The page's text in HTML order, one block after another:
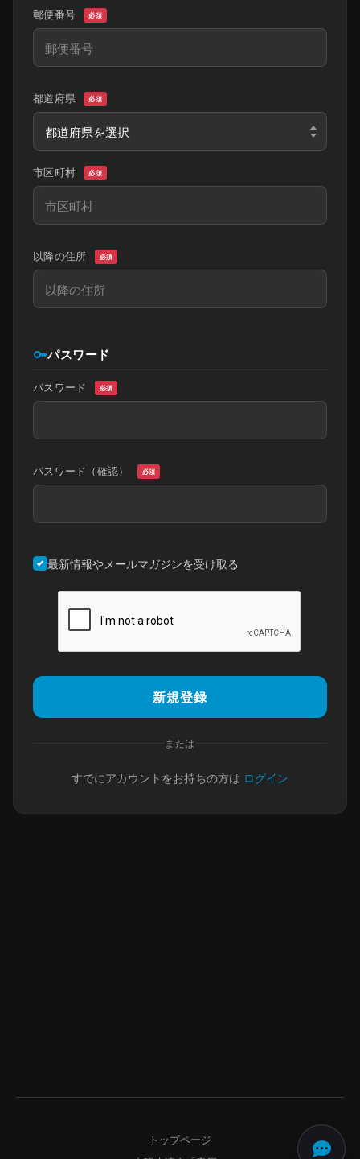
郵便番号 必須
都道府県 必須
市区町村 必須
以降の住所 必須
keyパスワード
パスワード 必須
パスワード（確認） 必須
最新情報やメールマガジンを受け取る
新規登録
または
すでにアカウントをお持ちの方は ログイン
トップページ